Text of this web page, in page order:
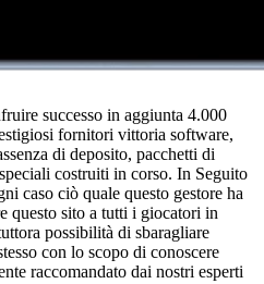
successo in aggiunta 4.000
fornitori vittoria software,
di deposito, pacchetti di
costruiti in corso. In Seguito
caso ciò quale questo gestore ha
questo sito a tutti i giocatori in
possibilità di sbaragliare
con lo scopo di conoscere
raccomandato dai nostri esperti